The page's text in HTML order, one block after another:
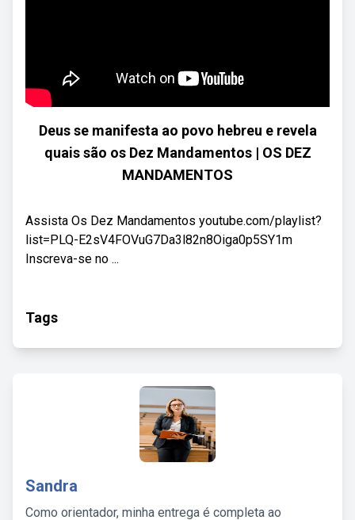
Deus se manifesta ao povo hebreu e revela
quais são os Dez Mandamentos | OS DEZ
MANDAMENTOS
Assista Os Dez Mandamentos youtube.com/playlist?
list=PLQ-E2sV4FOVuG7Da3l82n8Oiga0p5SY1m
Inscreva-se no ...
Tags
Sandra
Como orientador, minha entrega é completa ao